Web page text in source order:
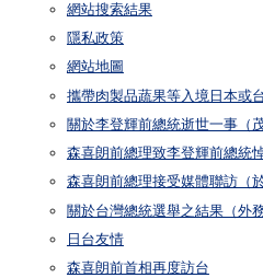
網站搜索結果
隱私政策
網站地圖
攜帶肉製品蔬果等入境日本或
關於李登輝前總統逝世一事（
森喜朗前總理致李登輝前總統
森喜朗前總理接受媒體聯訪（
關於台灣總統選舉之結果（外
日台友情
森喜朗前首相再度訪台